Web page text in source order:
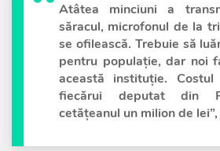
Atâtea minciuni a
săracul, microfonul de la
se ofilească. Trebuie să
pentru populație, dar noi
această instituție.
fiecărui deputat din
cetățeanul un milion de